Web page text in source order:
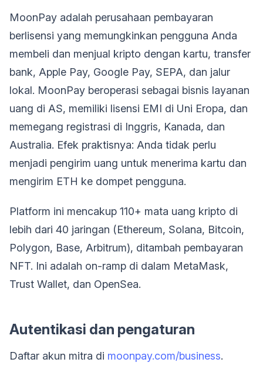
MoonPay adalah perusahaan pembayaran
berlisensi yang memungkinkan pengguna Anda
membeli dan menjual kripto dengan kartu, transfer
bank, Apple Pay, Google Pay, SEPA, dan jalur
lokal. MoonPay beroperasi sebagai bisnis layanan
uang di AS, memiliki lisensi EMI di Uni Eropa, dan
memegang registrasi di Inggris, Kanada, dan
Australia. Efek praktisnya: Anda tidak perlu
menjadi pengirim uang untuk menerima kartu dan
mengirim ETH ke dompet pengguna.
Platform ini mencakup 110+ mata uang kripto di
lebih dari 40 jaringan (Ethereum, Solana, Bitcoin,
Polygon, Base, Arbitrum), ditambah pembayaran
NFT. Ini adalah on-ramp di dalam MetaMask,
Trust Wallet, dan OpenSea.
Autentikasi dan pengaturan
Daftar akun mitra di moonpay.com/business.